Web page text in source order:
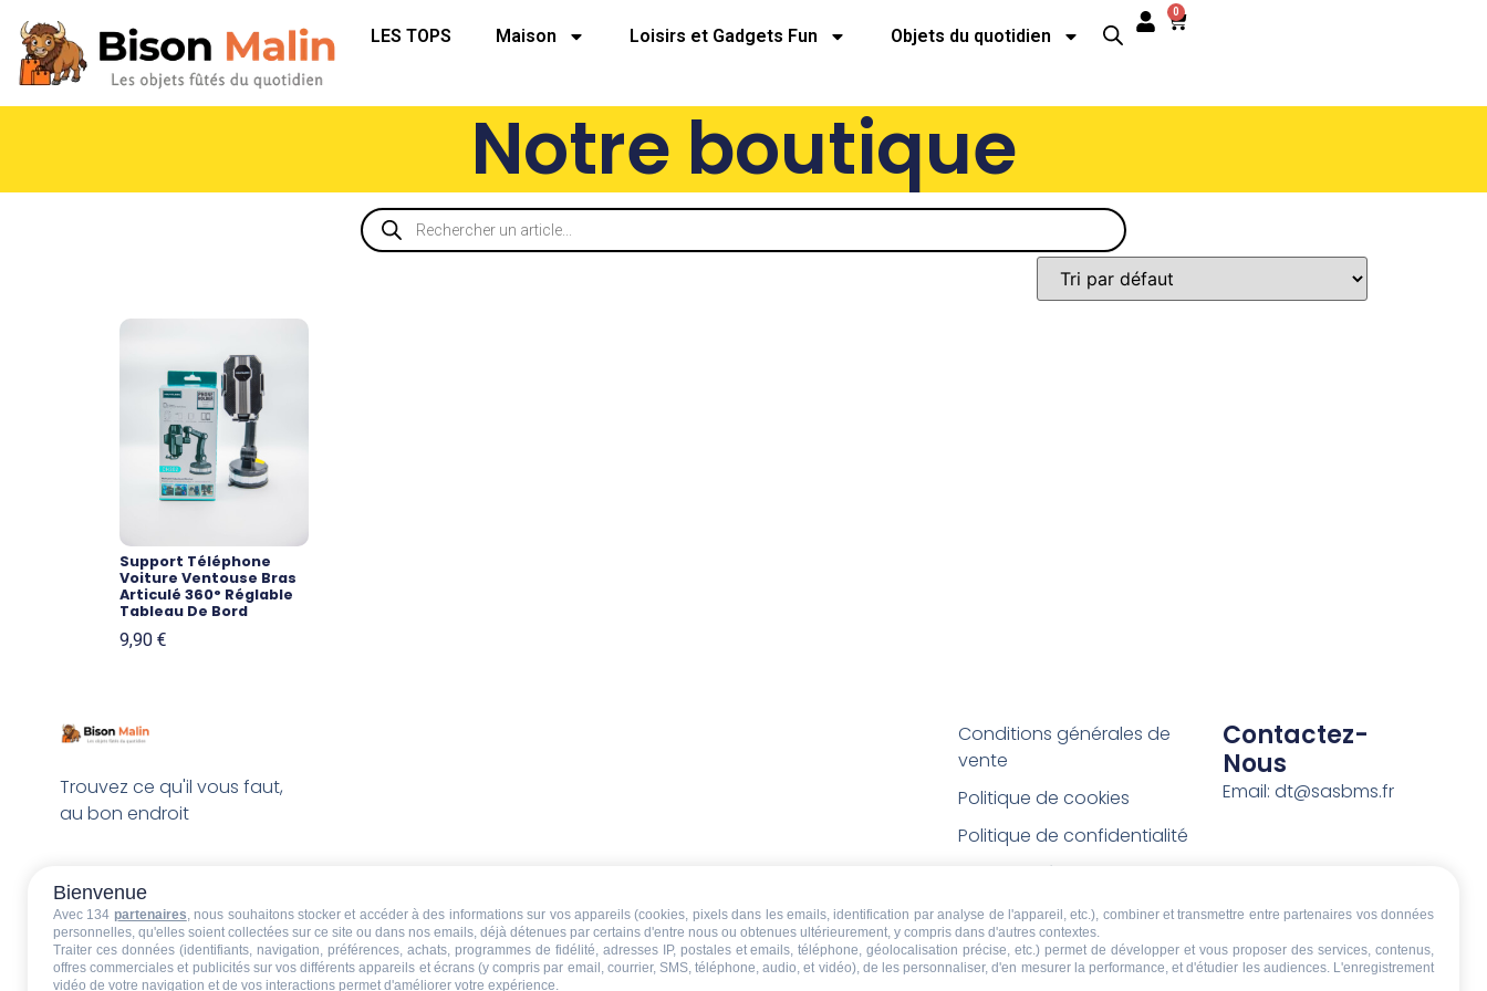
LES TOPS Maison Loisirs et Gadgets Fun Objets du quotidien
0
Notre boutique
Support Téléphone
Voiture Ventouse Bras
Articulé 360° Réglable
Tableau De Bord
9,90 €
Trouvez ce qu'il vous faut,
au bon endroit
Conditions générales de
vente
Politique de cookies
Politique de confidentialité
Mentions légales
Conditions de retour et de
remboursement
Droit de rétractation
Contactez-
Nous
Email: dt@sasbms.fr
Bienvenue
Avec 134 partenaires, nous souhaitons stocker et accéder à des informations sur vos appareils (cookies, pixels dans les emails, identification par analyse de l'appareil, etc.), combiner et transmettre entre partenaires vos données
personnelles, qu'elles soient collectées sur ce site ou dans nos emails, déjà détenues par certains d'entre nous ou obtenues ultérieurement, y compris dans d'autres contextes.
Traiter ces données (identifiants, navigation, préférences, achats, programmes de fidélité, adresses IP, postales et emails, téléphone, géolocalisation précise, etc.) permet de développer et vous proposer des services, contenus,
offres commerciales et publicités sur vos différents appareils et écrans (y compris par email, courrier, SMS, téléphone, audio, et vidéo), de les personnaliser, d'en mesurer la performance, et d'étudier les audiences. L'enregistrement
vidéo de votre navigation et de vos interactions permet d'améliorer votre expérience.